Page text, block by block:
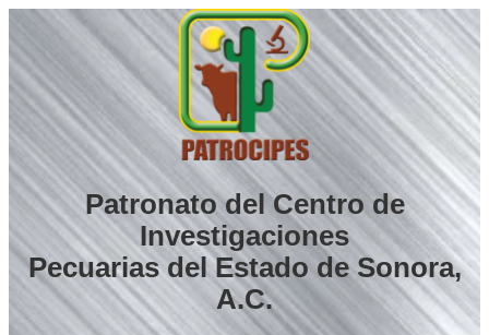
Saltar
al
contenido
Patronato del Centro de
Investigaciones
Pecuarias del Estado de Sonora,
A.C.